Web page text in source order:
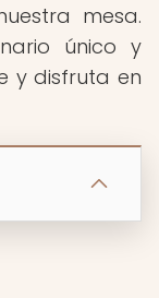
mesa.
único y
y disfruta en